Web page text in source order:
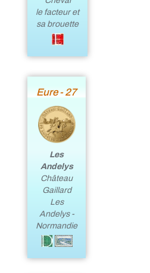
le facteur et
sa brouette
Eure - 27
Les
Andelys
Château
Gaillard
Les
Andelys -
Normandie